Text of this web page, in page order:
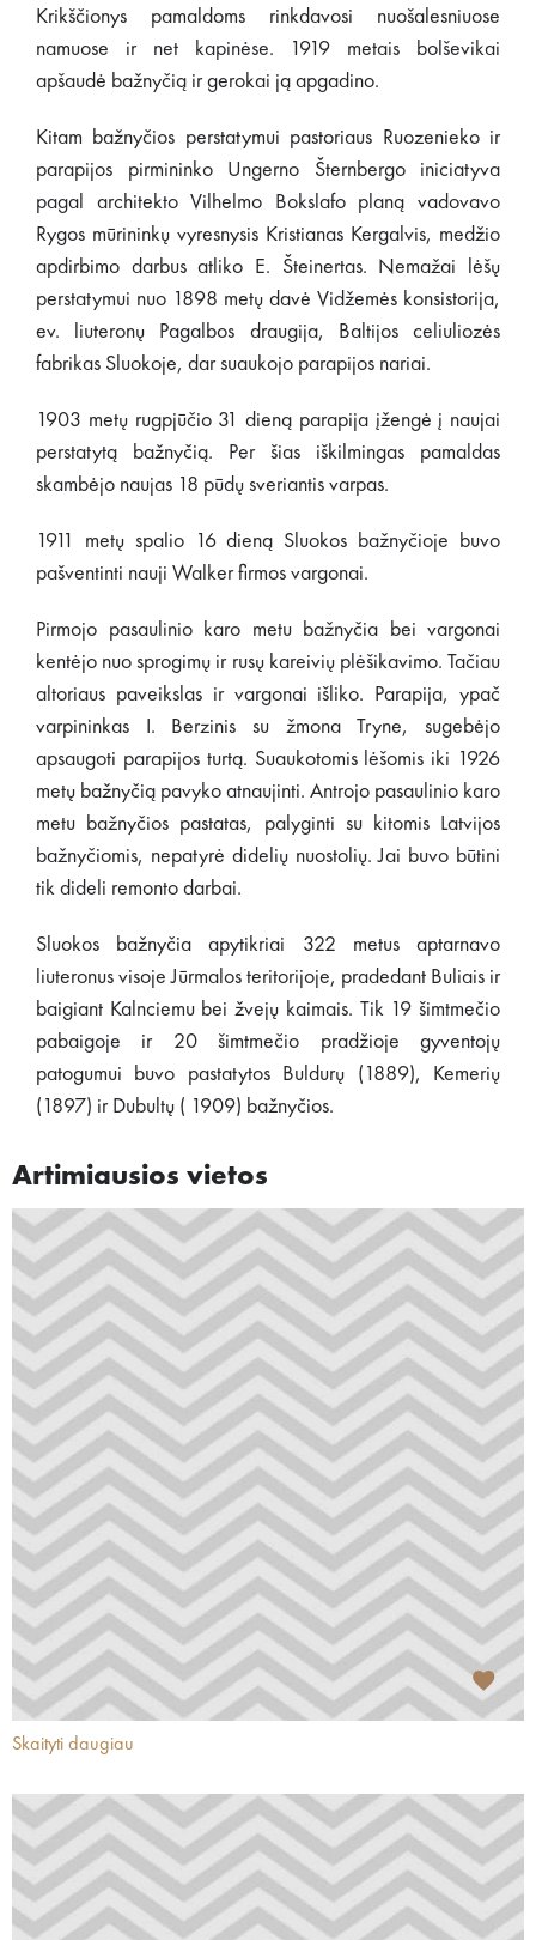
Krikščionys pamaldoms rinkdavosi nuošalesniuose
namuose ir net kapinėse. 1919 metais bolševikai
apšaudė bažnyčią ir gerokai ją apgadino.
Kitam bažnyčios perstatymui pastoriaus Ruozenieko ir
parapijos pirmininko Ungerno Šternbergo iniciatyva
pagal architekto Vilhelmo Bokslafo planą vadovavo
Rygos mūrininkų vyresnysis Kristianas Kergalvis, medžio
apdirbimo darbus atliko E. Šteinertas. Nemažai lėšų
perstatymui nuo 1898 metų davė Vidžemės konsistorija,
ev. liuteronų Pagalbos draugija, Baltijos celiuliozės
fabrikas Sluokoje, dar suaukojo parapijos nariai.
1903 metų rugpjūčio 31 dieną parapija įžengė į naujai
perstatytą bažnyčią. Per šias iškilmingas pamaldas
skambėjo naujas 18 pūdų sveriantis varpas.
1911 metų spalio 16 dieną Sluokos bažnyčioje buvo
pašventinti nauji Walker firmos vargonai.
Pirmojo pasaulinio karo metu bažnyčia bei vargonai
kentėjo nuo sprogimų ir rusų kareivių plėšikavimo. Tačiau
altoriaus paveikslas ir vargonai išliko. Parapija, ypač
varpininkas I. Berzinis su žmona Tryne, sugebėjo
apsaugoti parapijos turtą. Suaukotomis lėšomis iki 1926
metų bažnyčią pavyko atnaujinti. Antrojo pasaulinio karo
metu bažnyčios pastatas, palyginti su kitomis Latvijos
bažnyčiomis, nepatyrė didelių nuostolių. Jai buvo būtini
tik dideli remonto darbai.
Sluokos bažnyčia apytikriai 322 metus aptarnavo
liuteronus visoje Jūrmalos teritorijoje, pradedant Buliais ir
baigiant Kalnciemu bei žvejų kaimais. Tik 19 šimtmečio
pabaigoje ir 20 šimtmečio pradžioje gyventojų
patogumui buvo pastatytos Buldurų (1889), Kemerių
(1897) ir Dubultų ( 1909) bažnyčios.
Artimiausios vietos
Skaityti daugiau